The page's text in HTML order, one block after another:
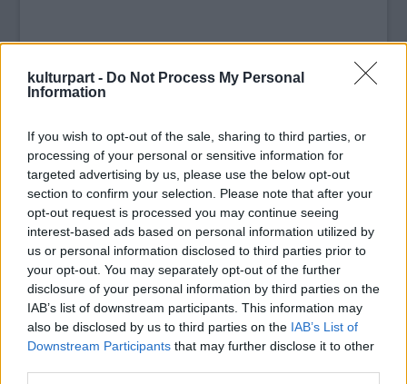
kulturpart - Do Not Process My Personal
Information
If you wish to opt-out of the sale, sharing to third parties, or
processing of your personal or sensitive information for
targeted advertising by us, please use the below opt-out
section to confirm your selection. Please note that after your
opt-out request is processed you may continue seeing
interest-based ads based on personal information utilized by
us or personal information disclosed to third parties prior to
your opt-out. You may separately opt-out of the further
disclosure of your personal information by third parties on the
IAB’s list of downstream participants. This information may
also be disclosed by us to third parties on the IAB’s List of
Downstream Participants that may further disclose it to other